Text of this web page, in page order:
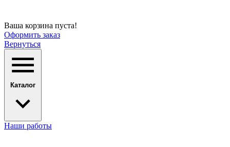
Ваша корзина пуста!
Оформить заказ
Вернуться
Каталог
Наши работы